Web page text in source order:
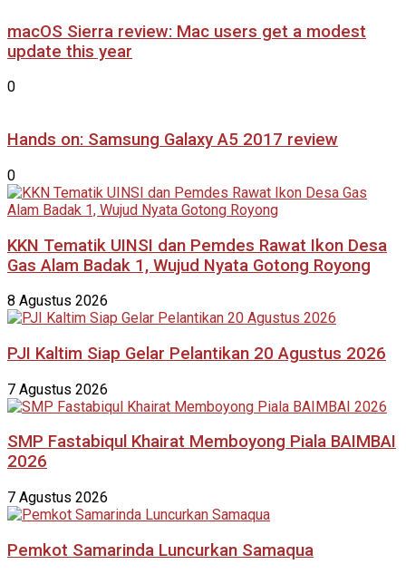
macOS Sierra review: Mac users get a modest
update this year
0
Hands on: Samsung Galaxy A5 2017 review
0
KKN Tematik UINSI dan Pemdes Rawat Ikon Desa
Gas Alam Badak 1, Wujud Nyata Gotong Royong
8 Agustus 2026
PJI Kaltim Siap Gelar Pelantikan 20 Agustus 2026
7 Agustus 2026
SMP Fastabiqul Khairat Memboyong Piala BAIMBAI
2026
7 Agustus 2026
Pemkot Samarinda Luncurkan Samaqua